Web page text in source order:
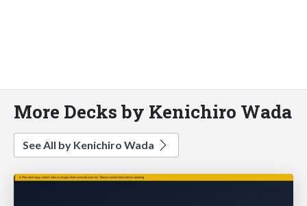
More Decks by Kenichiro Wada
See All by Kenichiro Wada